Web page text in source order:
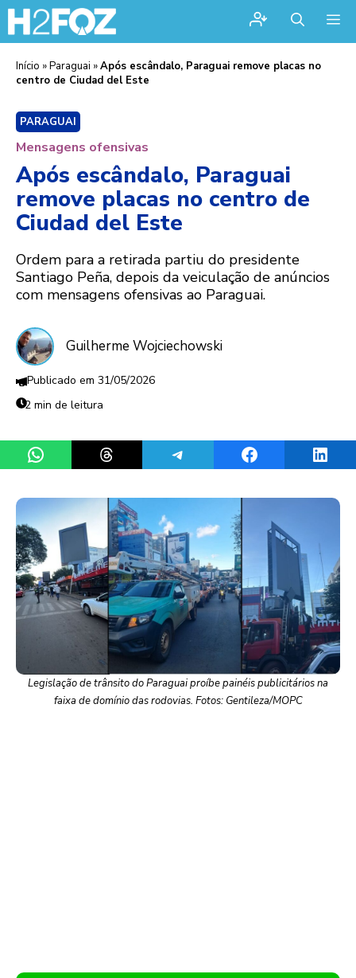
Início »Paraguai »Após escândalo, Paraguai remove placas no
centro de Ciudad del Este
PARAGUAI
Mensagens ofensivas
Após escândalo, Paraguai
remove placas no centro de
Ciudad del Este
Ordem para a retirada partiu do presidente
Santiago Peña, depois da veiculação de anúncios
com mensagens ofensivas ao Paraguai.
Guilherme Wojciechowski
31/05/2026
2 min de leitura
Share on WhatsAppShare on ThreadsShare on TelegramShare on Facebook
Legislação de trânsito do Paraguai proíbe painéis publicitários na
faixa de domínio das rodovias. Fotos: Gentileza/MOPC